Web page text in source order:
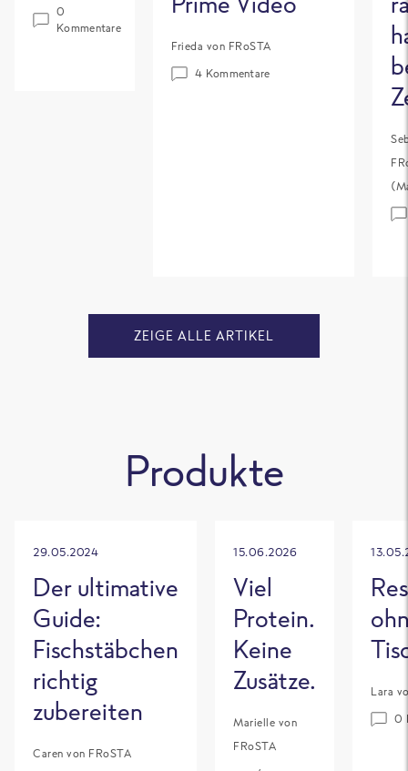
0
Kommentare
Frieda von FRoSTA
4 Kommentare
ZEIGE ALLE ARTIKEL
Produkte
29.05.2024
Der ultimative
Guide:
Fischstäbchen
richtig
zubereiten
Caren von FRoSTA
15.06.2026
Viel
Protein.
Keine
Zusätze.
Marielle von
FRoSTA
Lara
0